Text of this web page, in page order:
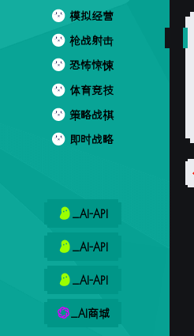
模拟经营
枪战射击
恐怖惊悚
体育竞技
策略战棋
即时战略
_AI-API
_AI-API
_AI-API
_AI商城